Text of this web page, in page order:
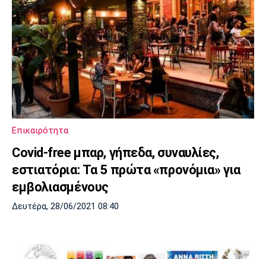
Επικαιρότητα
Covid-free μπαρ, γήπεδα, συναυλίες,
εστιατόρια: Τα 5 πρώτα «προνόμια» για
εμβολιασμένους
Δευτέρα, 28/06/2021 08:40